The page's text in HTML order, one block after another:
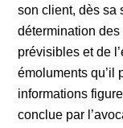
son client, dès sa
détermination
prévisibles et de
émoluments qu’il
informations
conclue par